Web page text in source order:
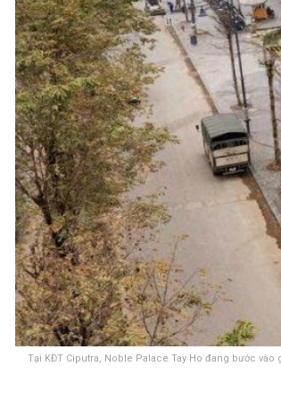
Tại KĐT Ciputra, Noble Palace Tay Ho đang bước